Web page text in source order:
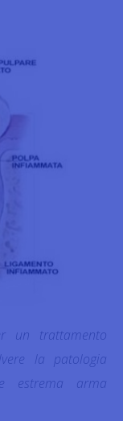
un trattamento
la patologia
estrema arma